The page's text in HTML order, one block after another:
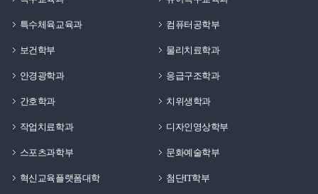
특수체육교육과 컴퓨터공학부
보건학부 물리치료학과
안경광학과 응급구조학과
간호학과 치위생학과
작업치료학과 디자인영상학부
스포츠과학부 문화예술학부
혁신교육플랫폼대학 첨단IT학부